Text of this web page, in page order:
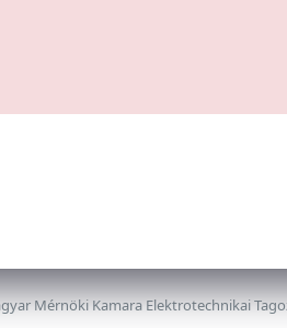
Mérnöki Kamara Elektrotechnikai